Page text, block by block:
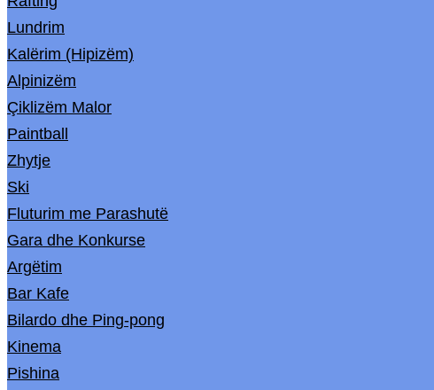
Lundrim
Kalërim (Hipizëm)
Alpinizëm
Çiklizëm Malor
Paintball
Zhytje
Ski
Fluturim me Parashutë
Gara dhe Konkurse
Argëtim
Bar Kafe
Bilardo dhe Ping-pong
Kinema
Pishina